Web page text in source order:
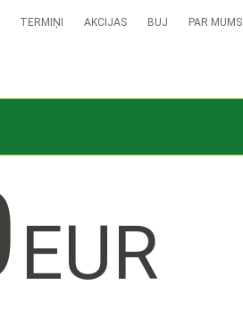
TERMIŅI AKCIJAS BUJ PAR MUMS
EUR